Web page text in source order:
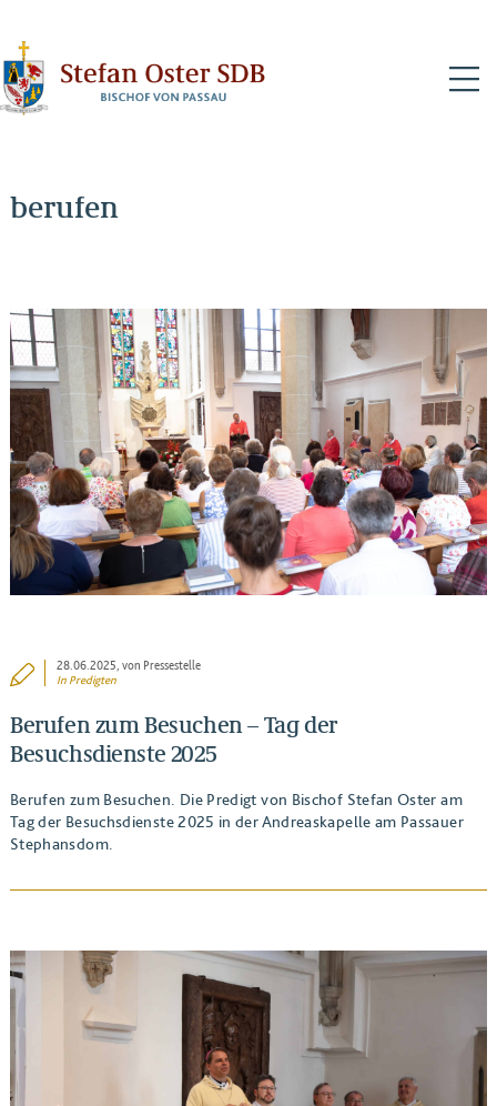
berufen
BEITRAG ANSEHEN
28.06.2025, von Pressestelle
In Predigten
Berufen zum Besuchen – Tag der
Besuchsdienste 2025
Berufen zum Besuchen. Die Predigt von Bischof Stefan Oster am
Tag der Besuchsdienste 2025 in der Andreaskapelle am Passauer
Stephansdom.